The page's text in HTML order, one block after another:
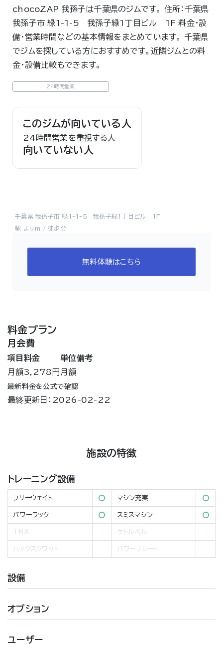
chocoZAP 我孫子は千葉県のジムです。 住所：千葉県
我孫子市 緑1-1-5 我孫子緑1丁目ビル 1F 料金・設
備・営業時間などの基本情報をまとめています。 千葉県
でジムを探している方におすすめです。近隣ジムとの料
金・設備比較もできます。
24時間営業
このジムが向いている人
24時間営業を重視する人
向いていない人
千葉県 我孫子市 緑1-1-5 我孫子緑1丁目ビル 1F
駅 よりm / 徒歩分
無料体験はこちら
料金プラン
月会費
項目 料金 単位備考
月額3,278円 月額
最新料金を公式で確認
最終更新日：2026-02-22
施設の特徴
トレーニング設備
フリーウェイト マシン充実
パワーラック スミスマシン
TRX ケトルベル
ハックスクワット パワープレート
設備
オプション
ユーザー